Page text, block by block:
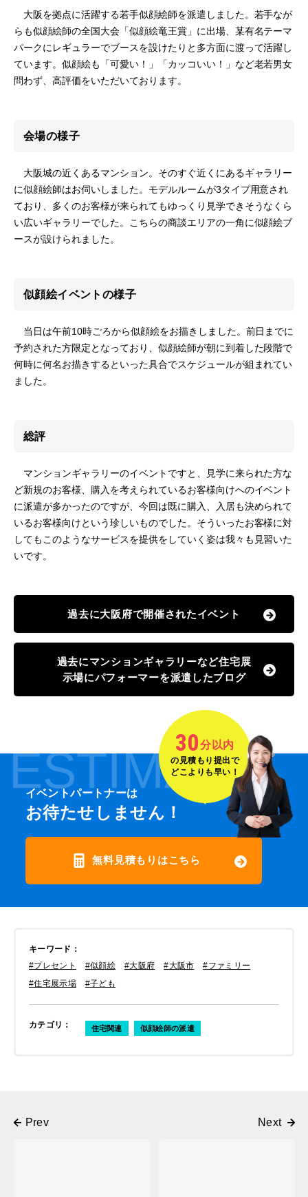
大阪を拠点に活躍する若手似顔絵師を派遣しました。若手なが
らも似顔絵師の全国大会「似顔絵竜王賞」に出場、某有名テーマ
パークにレギュラーでブースを設けたりと多方面に渡って活躍し
ています。似顔絵も「可愛い！」「カッコいい！」など老若男女
問わず、高評価をいただいております。
会場の様子
大阪城の近くあるマンション。そのすぐ近くにあるギャラリー
に似顔絵師はお伺いしました。モデルルームが3タイプ用意され
ており、多くのお客様が来られてもゆっくり見学できそうなくら
い広いギャラリーでした。こちらの商談エリアの一角に似顔絵ブ
ースが設けられました。
似顔絵イベントの様子
当日は午前10時ごろから似顔絵をお描きしました。前日までに
予約された方限定となっており、似顔絵師が朝に到着した段階で
何時に何名お描きするといった具合でスケジュールが組まれてい
ました。
総評
マンションギャラリーのイベントですと、見学に来られた方な
ど新規のお客様、購入を考えられているお客様向けへのイベント
に派遣が多かったのですが、今回は既に購入、入居も決められて
いるお客様向けという珍しいものでした。そういったお客様に対
してもこのようなサービスを提供をしていく姿は我々も見習いた
いです。
過去に大阪府で開催されたイベント
過去にマンションギャラリーなど住宅展
示場にパフォーマーを派遣したブログ
ESTIMATE
イベントパートナーは
お待たせしません！
無料見積もりはこちら
30分以内
の見積もり提出で
どこよりも早い！
キーワード ：
#プレセント
#似顔絵 #大阪府 #大阪市
#ファミリー
#住宅展示場
#子ども
カテゴリ ： 住宅関連 似顔絵師の派遣